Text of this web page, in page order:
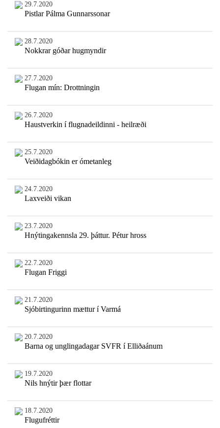
29.7.2020
Pistlar Pálma Gunnarssonar
28.7.2020
Nokkrar góðar hugmyndir
27.7.2020
Flugan mín: Drottningin
26.7.2020
Haustverkin í flugnadeildinni - heilræði
25.7.2020
Veiðidagbókin er ómetanleg
24.7.2020
Laxveiði vikan
23.7.2020
Hnýtingakennsla 29. þáttur. Pétur hross
22.7.2020
Flugan Friggi
21.7.2020
Sjóbirtingurinn mættur í Varmá
20.7.2020
Barna og unglingadagar SVFR í Elliðaánum
19.7.2020
Nils hnýtir þær flottar
18.7.2020
Flugufréttir